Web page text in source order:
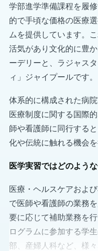
学部進学準備課程を履
的で手頃な価格の医療
ムを提供しています。
活気があり文化的に豊
ーデリーと、ラジャス
ィ」ジャイプールです。
体系的に構成された病
医療制度に関する国際
師や看護師に同行する
化や伝統に触れる機会を
医学実習ではどのよう
医療・ヘルスケアおよ
で医師や看護師の業務
要に応じて補助業務を
ログラムに参加する学
部、産婦人科など、様